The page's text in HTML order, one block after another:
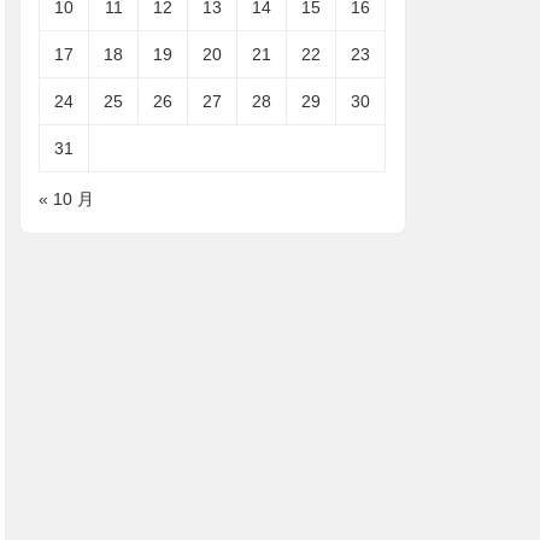
10 11 12 13 14 15 16
17 18 19 20 21 22 23
24 25 26 27 28 29 30
31
« 10 月